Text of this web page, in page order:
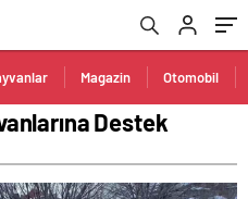
Magazin Otomobil
Destek